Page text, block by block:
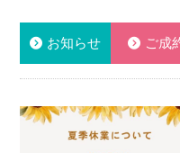
お知らせ ご成